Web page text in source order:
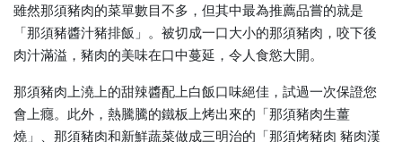
雖然那須豬肉的菜單數目不多，但其中最為推薦品嘗的就是
「那須豬醬汁豬排飯」。被切成一口大小的那須豬肉，咬下後
肉汁滿溢，豬肉的美味在口中蔓延，令人食慾大開。
那須豬肉上澆上的甜辣醬配上白飯口味絕佳，試過一次保證您
會上癮。此外，熱騰騰的鐵板上烤出來的「那須豬肉生薑
燒」、那須豬肉和新鮮蔬菜做成三明治的「那須烤豬肉 豬肉漢